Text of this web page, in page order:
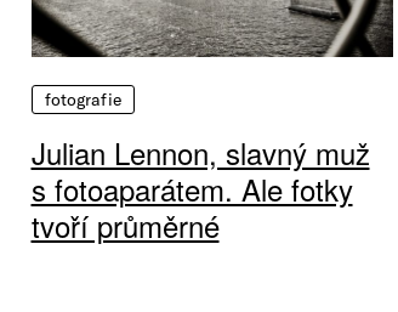
fotografie
Julian Lennon, slavný muž
s fotoaparátem. Ale fotky
tvoří průměrné